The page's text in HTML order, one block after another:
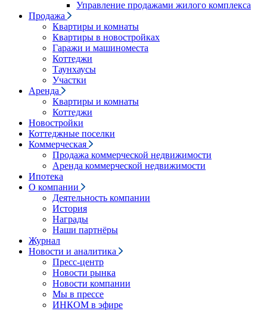
Управление продажами жилого комплекса
Продажа
Квартиры и комнаты
Квартиры в новостройках
Гаражи и машиноместа
Коттеджи
Таунхаусы
Участки
Аренда
Квартиры и комнаты
Коттеджи
Новостройки
Коттеджные поселки
Коммерческая
Продажа коммерческой недвижимости
Аренда коммерческой недвижимости
Ипотека
О компании
Деятельность компании
История
Награды
Наши партнёры
Журнал
Новости и аналитика
Пресс-центр
Новости рынка
Новости компании
Мы в прессе
ИНКОМ в эфире